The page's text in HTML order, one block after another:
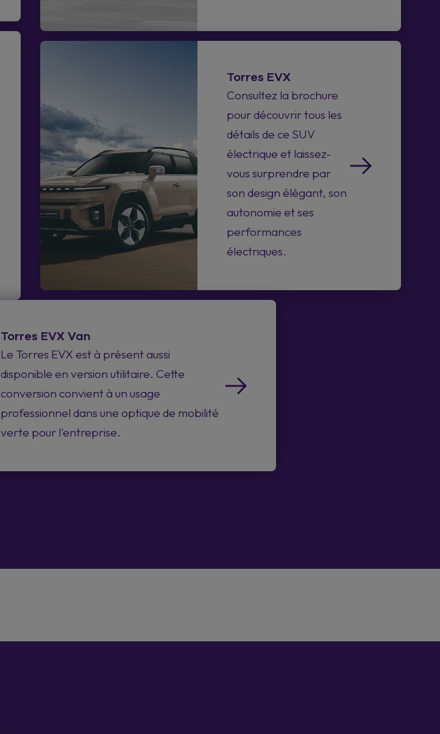
Torres EVX
Consultez la brochure
pour découvrir tous les
détails de ce SUV
électrique et laissez-
vous surprendre par
son design élégant, son
autonomie et ses
performances
électriques.
Torres EVX Van
Le Torres EVX est à présent aussi
disponible en version utilitaire. Cette
conversion convient à un usage
professionnel dans une optique de mobilité
verte pour l'entreprise.